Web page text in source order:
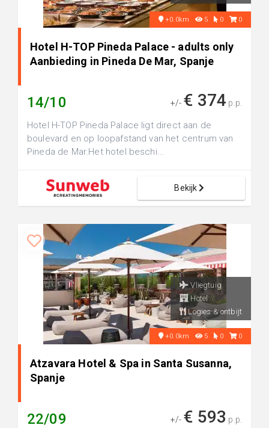
+0.0km 5 0 0
Hotel H-TOP Pineda Palace - adults only
Aanbieding in Pineda De Mar, Spanje
14/10 +/- € 374 p.p.
Hotel H-TOP Pineda Palace ligt direct aan de
boulevard en op loopafstand van het centrum van
Pineda de Mar.Het hotel beschi...
Bekijk
Vliegtuig
Hotel
Logies & ontbijt
+0.0km 5 0 0
Atzavara Hotel & Spa in Santa Susanna,
Spanje
22/09 +/- € 593 p.p.